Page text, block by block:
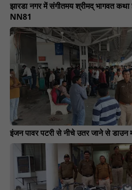
झारडा नगर में संगीतमय श्रीमद् भागवत
NN81
इंजन पावर पटरी से नीचे उतर जाने से डाउन